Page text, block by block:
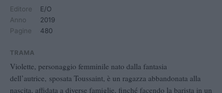
Editore
E/O
Anno
2019
Pagine
480
TRAMA
Violette, personaggio femminile nato dalla fantasia
dell’autrice, sposata Toussaint, è un ragazza abbandonata alla
nascita, affidata a diverse famiglie, finché facendo la barista in un